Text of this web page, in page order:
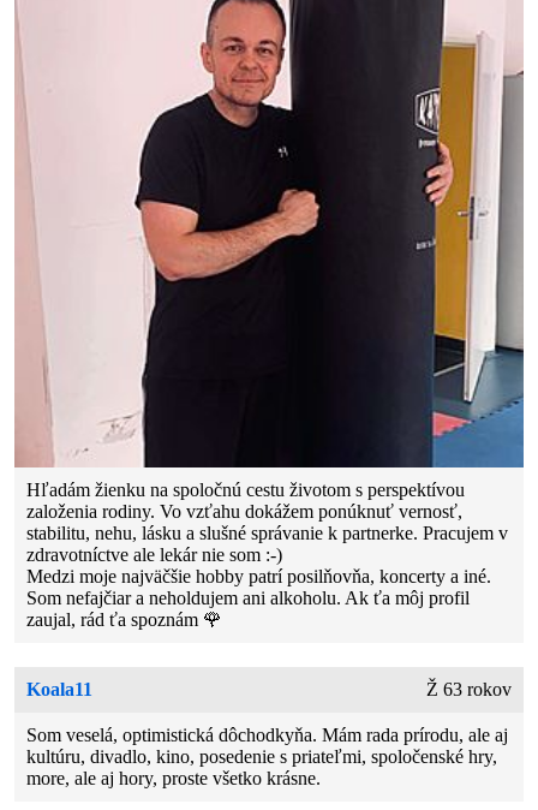
Hľadám žienku na spoločnú cestu životom s perspektívou
založenia rodiny. Vo vzťahu dokážem ponúknuť vernosť,
stabilitu, nehu, lásku a slušné správanie k partnerke. Pracujem v
zdravotníctve ale lekár nie som :-)
Medzi moje najväčšie hobby patrí posilňovňa, koncerty a iné.
Som nefajčiar a neholdujem ani alkoholu. Ak ťa môj profil
zaujal, rád ťa spoznám 🌹
Koala11 Ž 63 rokov
Som veselá, optimistická dôchodkyňa. Mám rada prírodu, ale aj
kultúru, divadlo, kino, posedenie s priateľmi, spoločenské hry,
more, ale aj hory, proste všetko krásne.